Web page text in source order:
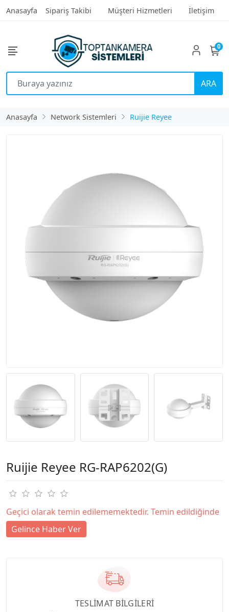
Anasayfa Sipariş Takibi Müşteri Hizmetleri İletişim
ARA
0
Anasayfa Network Sistemleri Ruijie Reyee
Ruijie Reyee RG-RAP6202(G)
Geçici olarak temin edilememektedir. Temin edildiğinde
Gelince Haber Ver
TESLİMAT BİLGİLERİ